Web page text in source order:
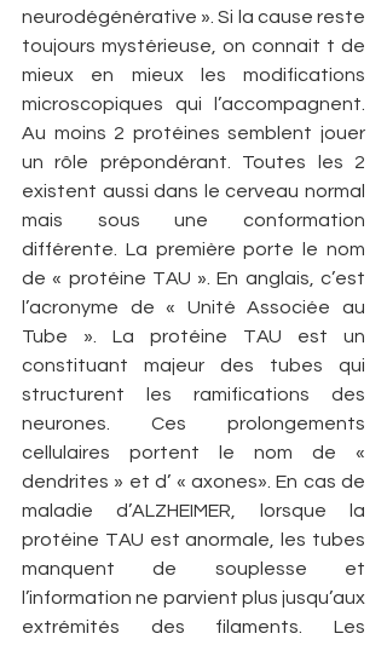
neurodégénérative ». Si la cause reste
toujours mystérieuse, on connait t de
mieux en mieux les modifications
microscopiques qui l’accompagnent.
Au moins 2 protéines semblent jouer
un rôle prépondérant. Toutes les 2
existent aussi dans le cerveau normal
mais sous une conformation
différente. La première porte le nom
de « protéine TAU ». En anglais, c’est
l’acronyme de « Unité Associée au
Tube ». La protéine TAU est un
constituant majeur des tubes qui
structurent les ramifications des
neurones. Ces prolongements
cellulaires portent le nom de «
dendrites » et d’ « axones». En cas de
maladie d’ALZHEIMER, lorsque la
protéine TAU est anormale, les tubes
manquent de souplesse et
l’information ne parvient plus jusqu’aux
extrémités des filaments. Les